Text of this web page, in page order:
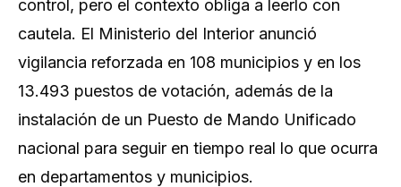
control, pero el contexto obliga a leerlo con
cautela. El Ministerio del Interior anunció
vigilancia reforzada en 108 municipios y en los
13.493 puestos de votación, además de la
instalación de un Puesto de Mando Unificado
nacional para seguir en tiempo real lo que ocurra
en departamentos y municipios.